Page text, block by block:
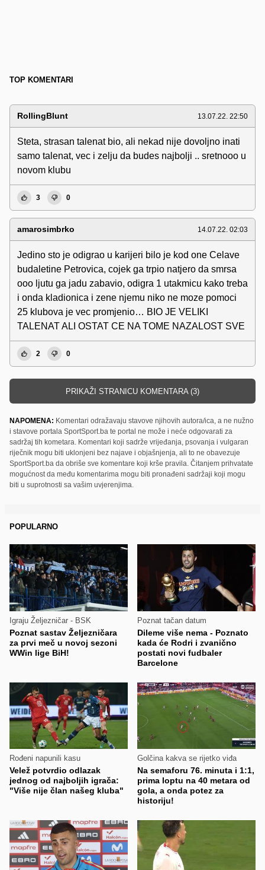
TOP KOMENTARI
RollingBlunt 13.07.22. 22:50
Steta, strasan talenat bio, ali nekad nije dovoljno inati
samo talenat, vec i zelju da budes najbolji .. sretnooo u
novom klubu
3 0
amarosimbrko 14.07.22. 02:03
Jedino sto je odigrao u karijeri bilo je kod one Celave
budaletine Petrovica, cojek ga trpio natjero da smrsa
ooo ljutu ga jadu zabavio, odigra 1 utakmicu kako treba
i onda kladionica i zene njemu niko ne moze pomoci
25 klubova je vec promjenio… BIO JE VELIKI
TALENAT ALI OSTAT CE NA TOME NAZALOST SVE
2 0
PRIKAŽI STRANICU KOMENTARA (3)
NAPOMENA: Komentari odražavaju stavove njihovih autora/ica, a ne nužno
i stavove portala SportSport.ba te portal ne može i neće odgovarati za
sadržaj tih kometara. Komentari koji sadrže vrijeđanja, psovanja i vulgaran
riječnik mogu biti uklonjeni bez najave i objašnjenja, ali to ne obavezuje
SportSport.ba da obriše sve komentare koji krše pravila. Čitanjem prihvatate
mogućnost da među komentarima mogu biti pronađeni sadržaji koji mogu
biti u suprotnosti sa vašim uvjerenjima.
POPULARNO
Igraju Željezničar - BSK
Poznat sastav Željezničara
za prvi meč u novoj sezoni
WWin lige BiH!
Poznat tačan datum
Dileme više nema - Poznato
kada će Rodri i zvanično
postati novi fudbaler
Barcelone
Rođeni napunili kasu
Velež potvrdio odlazak
jednog od najboljih igrača:
"Više nije član našeg kluba"
Golčina kakva se rijetko viđa
Na semaforu 76. minuta i 1:1,
prima loptu na 40 metara od
gola, a onda potez za
historiju!